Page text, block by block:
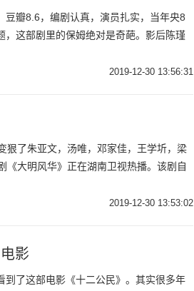
瓣8.6，编剧认真，演员扎实，当年央8
这部剧里的保姆绝对是奇葩。影后陈瑾
2019-12-30 13:56:31
狠了朱亚文，汤唯，邓家佳，王学圻，梁
《大明风华》正在湖南卫视热播。该剧自
2019-12-30 13:53:02
影
了这部电影《十二公民》。其实很多年